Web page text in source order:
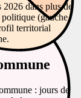
dans plus de
(gauche,
territorial
: jours de